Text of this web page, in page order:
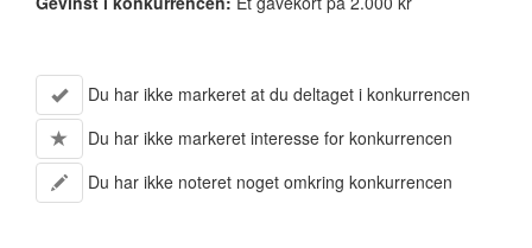
Du har ikke markeret at du deltaget i konkurrencen
Du har ikke markeret interesse for konkurrencen
Du har ikke noteret noget omkring konkurrencen